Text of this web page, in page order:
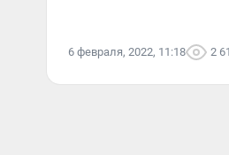
6 февраля, 2022, 11:18 2